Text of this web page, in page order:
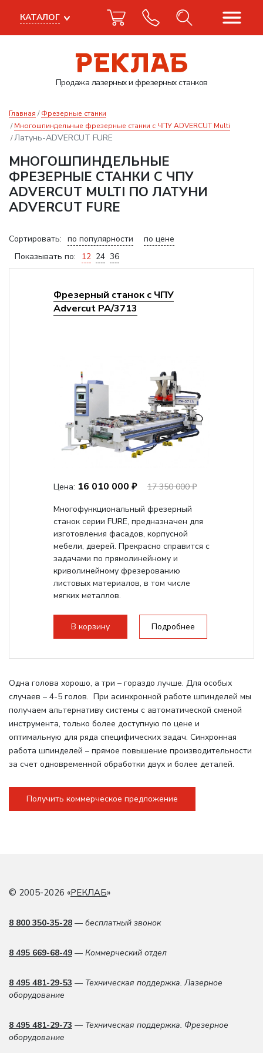
Продажа лазерныхи фрезерных станков
КАТАЛОГ
Главная
Фрезерные станки
Многошпиндельные фрезерные станки с ЧПУ ADVERCUT Multi
Латунь-ADVERCUT FURE
МНОГОШПИНДЕЛЬНЫЕ
ФРЕЗЕРНЫЕ СТАНКИ С ЧПУ
ADVERCUT MULTI ПО ЛАТУНИ
ADVERCUT FURE
Сортировать: по популярности
по цене
Показывать по:
12 24 36
Фрезерный станок с ЧПУ
Advercut PA/3713
Цена: 16 010 000 ₽
17 350 000 ₽
Многофункциональный фрезерный
станок серии FURE, предназначен для
изготовления фасадов, корпусной
мебели, дверей. Прекрасно справится с
задачами по прямолинейному и
криволинейному фрезерованию
листовых материалов, в том числе
мягких металлов.
В корзину Подробнее
Одна голова хорошо, а три – гораздо лучше. Для особых
случаев – 4-5 голов. При асинхронной работе шпинделей мы
получаем альтернативу системы с автоматической сменой
инструмента, только более доступную по цене и
оптимальную для ряда специфических задач. Синхронная
работа шпинделей – прямое повышение производительности
за счет одновременной обработки двух и более деталей.
Получить коммерческое предложение
© 2005-2026 «РЕКЛАБ»
8 800 350-35-28 — бесплатный звонок
8 495 669-68-49 — Коммерческий отдел
8 495 481-29-53 — Техническая поддержка. Лазерное
оборудование
8 495 481-29-73 — Техническая поддержка. Фрезерное
оборудование